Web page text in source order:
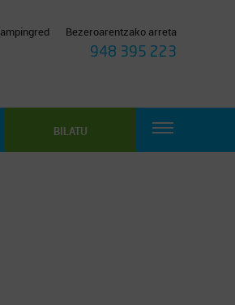
948 395 223
Bezeroarentzako arreta
BILATU